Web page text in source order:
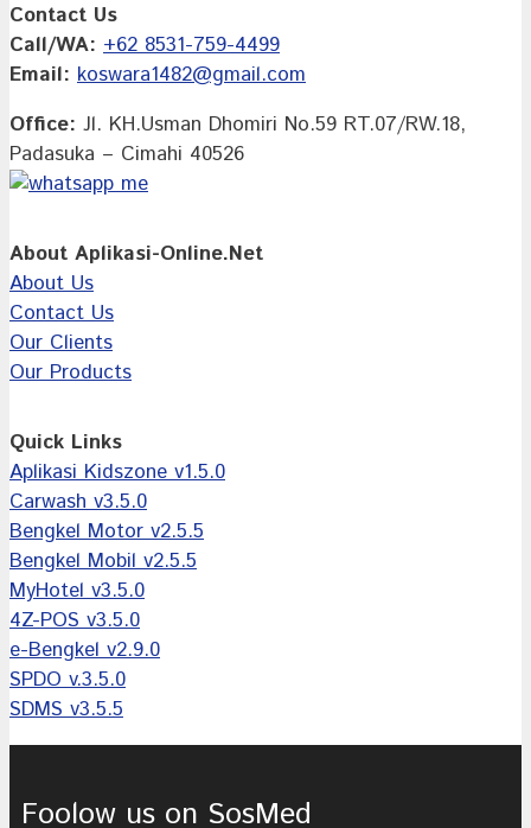
Contact Us
Call/WA: +62 8531-759-4499
Email: koswara1482@gmail.com
Office: Jl. KH.Usman Dhomiri No.59 RT.07/RW.18,
Padasuka – Cimahi 40526
About Aplikasi-Online.Net
About Us
Contact Us
Our Clients
Our Products
Quick Links
Aplikasi Kidszone v1.5.0
Carwash v3.5.0
Bengkel Motor v2.5.5
Bengkel Mobil v2.5.5
MyHotel v3.5.0
4Z-POS v3.5.0
e-Bengkel v2.9.0
SPDO v.3.5.0
SDMS v3.5.5
Foolow us on SosMed